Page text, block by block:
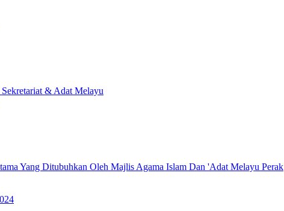
& Adat Melayu
Yang Ditubuhkan Oleh Majlis Agama Islam Dan 'Adat Melayu Perak